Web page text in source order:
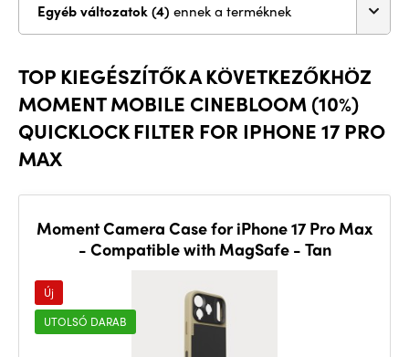
Egyéb változatok (4) ennek a terméknek
TOP KIEGÉSZÍTŐK A KÖVETKEZŐKHÖZ
MOMENT MOBILE CINEBLOOM (10%)
QUICKLOCK FILTER FOR IPHONE 17 PRO
MAX
Moment Camera Case for iPhone 17 Pro Max
- Compatible with MagSafe - Tan
Új
UTOLSÓ DARAB